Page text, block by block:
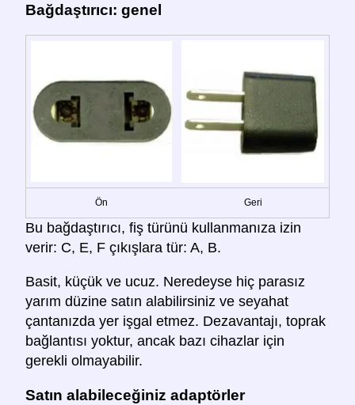
Bağdaştırıcı: genel
Ön Geri
Bu bağdaştırıcı, fiş türünü kullanmanıza izin
verir: C, E, F çıkışlara tür: A, B.
Basit, küçük ve ucuz. Neredeyse hiç parasız
yarım düzine satın alabilirsiniz ve seyahat
çantanızda yer işgal etmez. Dezavantajı, toprak
bağlantısı yoktur, ancak bazı cihazlar için
gerekli olmayabilir.
Satın alabileceğiniz adaptörler